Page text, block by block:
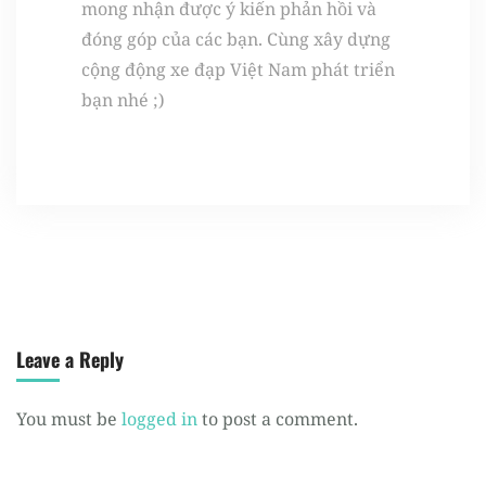
mong nhận được ý kiến phản hồi và
đóng góp của các bạn. Cùng xây dựng
cộng động xe đạp Việt Nam phát triển
bạn nhé ;)
Leave a Reply
You must be logged into post a comment.